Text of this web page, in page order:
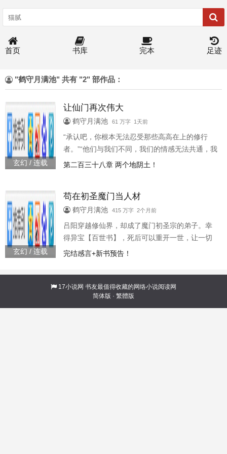
首页 书库 完本 足迹
"鹤守月满池" 共有 "2" 部作品：
玄幻 / 连载
让仙门再次伟大
鹤守月满池 61 万字 1天前
“承认吧，你根本无法忍受那些高高在上的修行
者。”“他们与我们不同，我们的情感无法共通，我
们的逻辑大不相同，共存绝无可能。”王平话音落
一道道经卷，是他这位书主的修行资粮。“所以现
在是时候了，我们将战斗！”“在人间战斗，在梵国
战斗，在清虚天战斗，在每一个矢志抗争的地方
战斗！”“哪怕要燃烧大地，焚灭天空。”人群中
第二百三十八章 两个地阴土！
玄幻 / 连载
苟在初圣魔门当人材
鹤守月满池 415 万字 2个月前
吕阳穿越修仙界，却成了魔门初圣宗的弟子。幸
得异宝【百世书】，死后可以重开一世，让一切
从头再来，还能带回前世的宝物，修为，寿命，
不死不灭。眼见修仙界乱世将至，吕阳原本决定
先在魔门苟住，一世世苦修，不成仙不出山，奈
何魔门凶险异常，遍地都是人材。第一世，吕阳
惨遭师姐暗算。第二世，好不容易反杀师姐，又
完结感言+新书预告！
17小说网 书友最值得收藏的网络小说阅读网
简体版 · 繁體版